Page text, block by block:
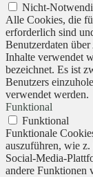
Nicht-
Alle Cookies, die
erforderlich sind
Benutzerdaten
Inhalte verwendet
bezeichnet. Es ist
Benutzers
verwendet werden.
Funktional
Funktional
Funktionale
auszuführen, wie
Social-Media-
andere Funktionen